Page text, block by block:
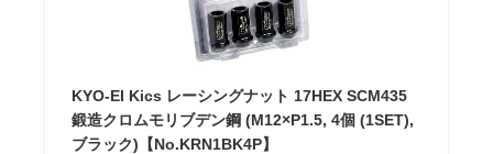
KYO-EI Kics レーシングナット 17HEX SCM435
鍛造クロムモリブデン鋼 (M12×P1.5, 4個 (1SET),
ブラック)【No.KRN1BK4P】